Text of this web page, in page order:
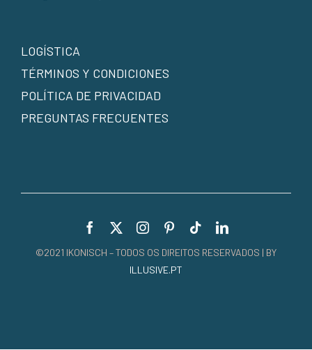
LOGÍSTICA
TÉRMINOS Y CONDICIONES
POLÍTICA DE PRIVACIDAD
PREGUNTAS FRECUENTES
©2021 IKONISCH – TODOS OS DIREITOS RESERVADOS | BY
ILLUSIVE.PT